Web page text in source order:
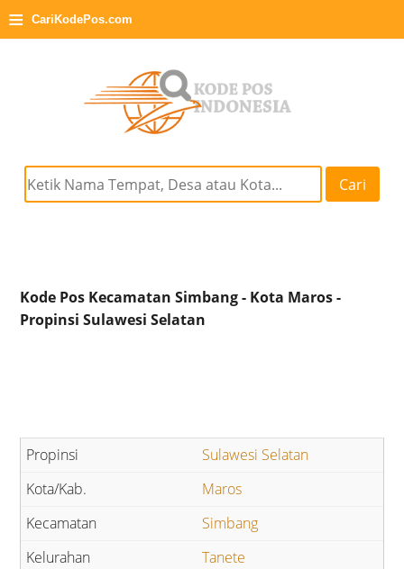
≡ CariKodePos.com
Cari
Kode Pos Kecamatan Simbang - Kota Maros -
Propinsi Sulawesi Selatan
Sulawesi Selatan
Maros
Simbang
Tanete